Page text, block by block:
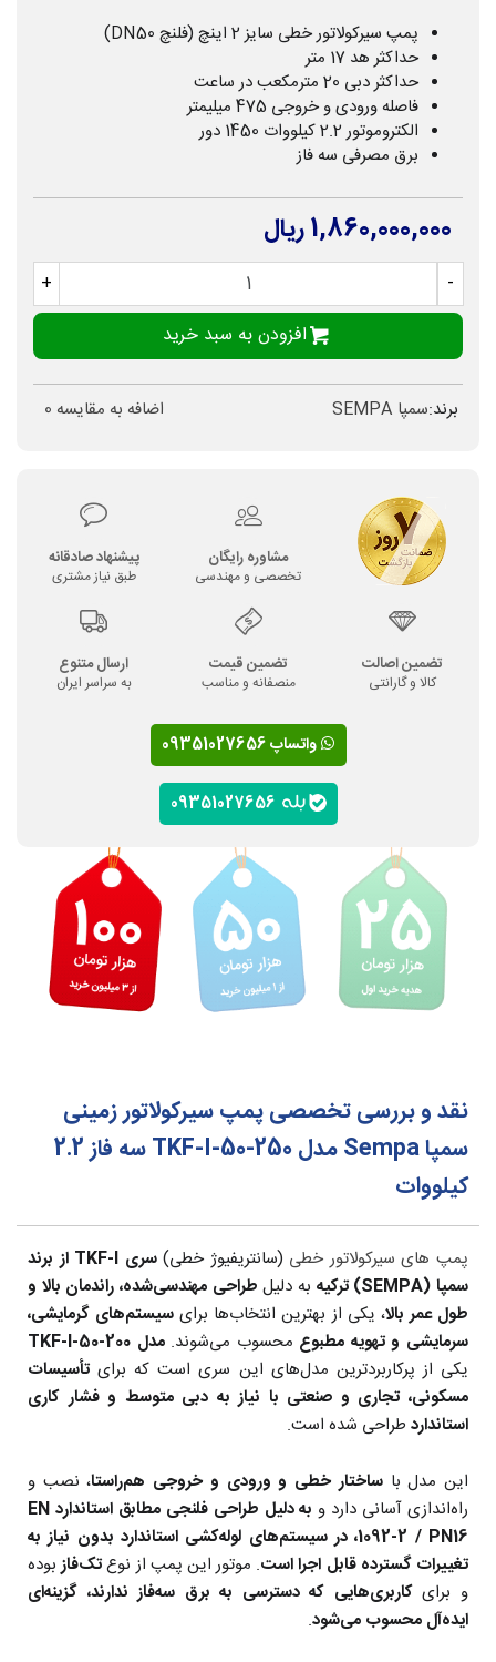
پمپ سیرکولاتور خطی سایز 2 اینچ (فلنچ DN50)
حداکثر هد 17 متر
حداکثر دبی 20 مترمکعب در ساعت
فاصله ورودی و خروجی 475 میلیمتر
الکتروموتور 2.2 کیلووات 1450 دور
برق مصرفی سه فاز
1,860,000,000 ریال
-
+
افزودن به سبد خرید
برند:سمپا SEMPA اضافه به مقایسه 0
مشاوره رایگان
تخصصی و مهندسی
پیشنهاد صادقانه
طبق نیاز مشتری
تضمین اصالت
کالا و گارانتی
تضمین قیمت
منصفانه و مناسب
ارسال متنوع
به سراسر ایران
واتساپ 09351027656
نقد و بررسی تخصصی پمپ سیرکولاتور زمینی
سمپا Sempa مدل TKF-I-50-250 سه فاز 2.2
کیلووات
پمپ های سیرکولاتور خطی (سانتریفیوژ خطی)سری
TKF-I از برند
سمپا (SEMPA) ترکیه
به دلیل طراحی مهندسی‌شده، راندمان بالا و
طول عمر بالا، یکی از بهترین انتخاب‌ها برای سیستم‌های گرمایشی،
سرمایشی و تهویه مطبوع محسوب می‌شوند.مدل TKF-I-50-200
یکی از پرکاربردترین مدل‌های این سری است که برای تأسیسات
مسکونی، تجاری و صنعتی با نیاز به دبی متوسط و فشار کاری
استاندارد طراحی شده است.
این مدل باساختار خطی و ورودی و خروجی هم‌راستا، نصب و
راه‌اندازی آسانی دارد و
به دلیل طراحی فلنجی مطابق استاندارد EN
1092-2 / PN16، در سیستم‌های لوله‌کشی استاندارد بدون نیاز به
تغییرات گسترده قابل اجرا است. موتور این پمپ از نوعتک‌فازبوده
و برایکاربری‌هایی که دسترسی به برق سه‌فاز ندارند، گزینه‌ای
ایده‌آل محسوب می‌شود.